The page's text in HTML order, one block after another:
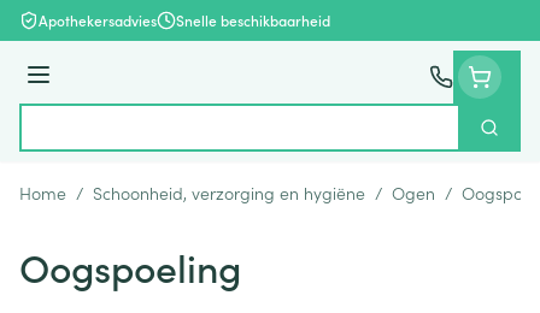
Ga naar de inhoud
Apothekersadvies Snelle beschikbaarheid
Menu
Zoek
Home / Schoonheid, verzorging en hygiëne / Ogen /
Oogspoeling